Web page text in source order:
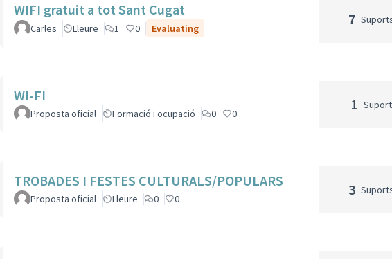
WIFI gratuit a tot Sant Cugat
Carles Lleure 1 0 Evaluating
7
WI-FI
Proposta oficial Formació i ocupació 0 0
1 Suport
TROBADES I FESTES CULTURALS/POPULARS
Proposta oficial Lleure 0 0
3